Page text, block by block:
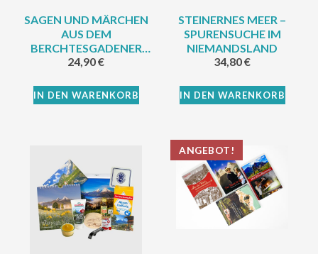
SAGEN UND MÄRCHEN
AUS DEM
BERCHTESGADENER
LAND
24,90€
IN DEN WARENKORB
STEINERNES MEER –
SPURENSUCHE IM
NIEMANDSLAND
34,80€
IN DEN WARENKORB
ANGEBOT!